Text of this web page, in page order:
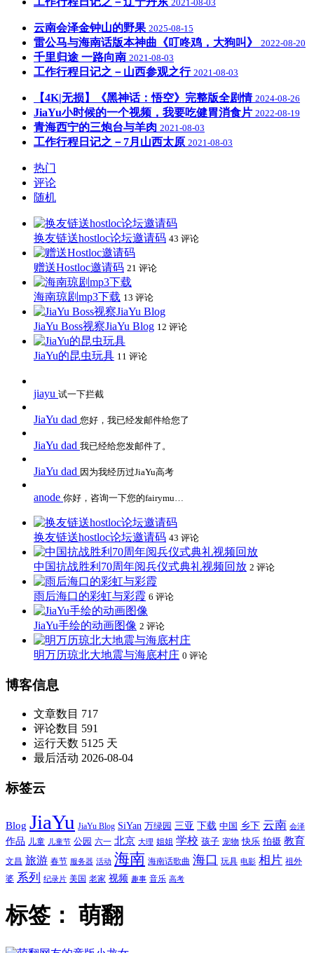
2021-08-03
云南会泽金钟山的野果 2025-08-15
雷公马与海南话版本神曲《叮咚鸡，大狗叫》 2022-08-20
千里归途 一路向南 2021-08-03
工作行程日记之－山西参观之行 2021-08-03
【4K|无损】《黑神话：悟空》完整版全剧情 2024-08-26
JiaYu小时候的一个视频，我要吃健胃消食片 2022-08-19
青海西宁的三炮台与羊肉 2021-08-03
工作行程日记之－7月山西太原 2021-08-03
热门
评论
随机
换友链送hostloc论坛邀请码 43 评论
赠送Hostloc邀请码 21 评论
海南琼剧mp3下载 13 评论
JiaYu Boss视察JiaYu Blog 12 评论
JiaYu的昆虫玩具 11 评论
jiayu 试一下拦截
JiaYu dad 您好，我已经发邮件给您了
JiaYu dad 我已经给您发邮件了。
JiaYu dad 因为我经历过JiaYu高考
anode 你好，咨询一下您的fairymu…
换友链送hostloc论坛邀请码 43 评论
中国抗战胜利70周年阅兵仪式典礼视频回放 2 评论
雨后海口的彩虹与彩霞 6 评论
JiaYu手绘的动画图像 2 评论
明万历琼北大地震与海底村庄 0 评论
博客信息
文章数目 717
评论数目 591
运行天数 5125 天
最后活动 2026-08-04
标签云
Blog JiaYu JiaYu Blog SiYan 万绿园 三亚 下载 中国 乡下 云南 会泽
作品 儿童 儿童节 公园 六一 北京 大理 姐姐 学校 孩子 宠物 快乐 拍摄 教育
文昌 旅游 春节 服务器 活动 海南 海南话歌曲 海口 玩具 电影 相片 祖外
婆 系列 纪录片 美国 老家 视频 趣事 音乐 高考
标签： 萌翻